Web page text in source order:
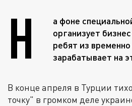
Н
а фоне
организует
ребят из
зарабатывает на
В конце апреля в Турции
точку" в громком деле